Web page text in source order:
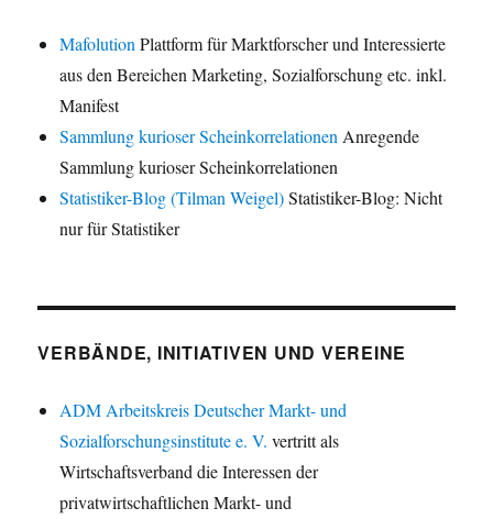
Mafolution Plattform für Marktforscher und Interessierte
aus den Bereichen Marketing, Sozialforschung etc. inkl.
Manifest
Sammlung kurioser Scheinkorrelationen Anregende
Sammlung kurioser Scheinkorrelationen
Statistiker-Blog (Tilman Weigel)Statistiker-Blog: Nicht
nur für Statistiker
VERBÄNDE, INITIATIVEN UND VEREINE
ADM Arbeitskreis Deutscher Markt- und
Sozialforschungsinstitute e. V. vertritt als
Wirtschaftsverband die Interessen der
privatwirtschaftlichen Markt- und